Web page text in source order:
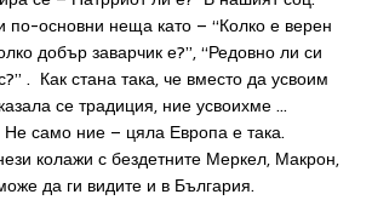
по-основни неща като – “Колко е верен
добър заварчик е?”, “Редовно ли си
. Как стана така, че вместо да усвоим
се традиция, ние усвоихме …
Не само ние – цяла Европа е така.
колажи с бездетните Меркел, Макрон,
да ги видите и в България.